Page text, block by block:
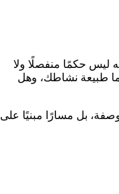
ليس حكمًا منفصلًا ولا
طبيعة نشاطك، وهل
بل مسارًا مبنيًا على